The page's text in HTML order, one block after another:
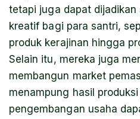
tetapi juga dapat dijadikan
kreatif bagi para santri,
produk kerajinan hingga
Selain itu, mereka juga
membangun market
menampung hasil
pengembangan usaha